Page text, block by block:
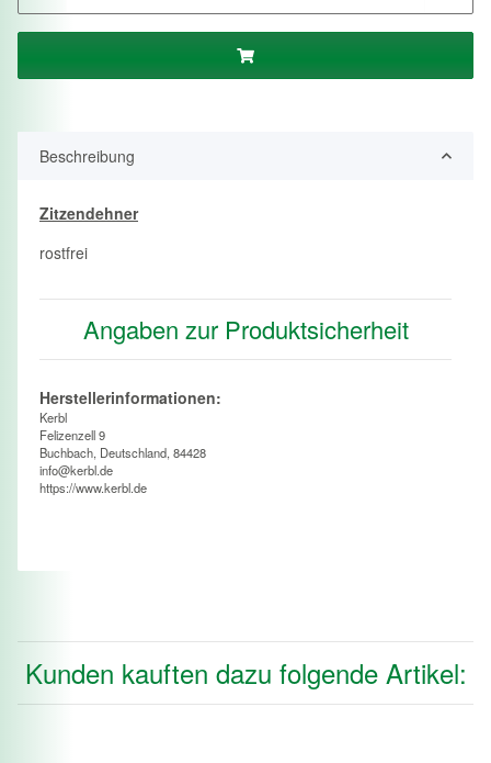
Beschreibung
Zitzendehner
rostfrei
Angaben zur Produktsicherheit
Herstellerinformationen:
Kerbl
Felizenzell 9
Buchbach, Deutschland, 84428
info@kerbl.de
https://www.kerbl.de
Kunden kauften dazu folgende Artikel: